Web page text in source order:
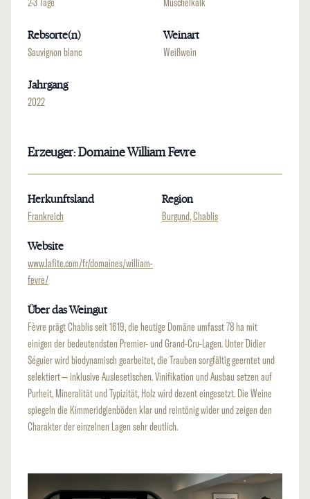
Rebsorte(n)
Sauvignon blanc
Weinart
Weißwein
Jahrgang
2022
Erzeuger: Domaine William Fevre
Herkunftsland
Frankreich
Region
Burgund, Chablis
Website
www.lafite.com/fr/domaines/william-
fevre/
Über das Weingut
Fèvre prägt Chablis seit 1619, die heutige Domäne umfasst 78 ha mit
einigen der bedeutendsten Premier- und Grand-Cru-Lagen. Unter Didier
Séguier wird biodynamisch gearbeitet, die Trauben sorgfältig geerntet und
selektiert – inklusive Auslesetischen. Vinifikation und Ausbau setzen auf
Purheit, Mineralität und Typizität, Holz wird dezent eingesetzt. Die Weine
spiegeln die Kimmeridgienböden klar und reintönig wider und zeigen den
Charakter der einzelnen Lagen sehr deutlich.